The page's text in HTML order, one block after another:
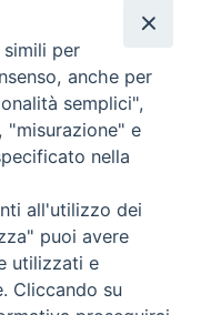
per
anche per
semplici",
"misurazione" e
nella
all'utilizzo dei
puoi avere
utilizzati e
Cliccando su